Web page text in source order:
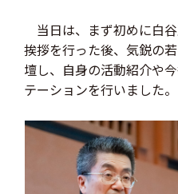
当日は、まず初めに白
挨拶を行った後、気鋭の
壇し、自身の活動紹介や
テーションを行いました。